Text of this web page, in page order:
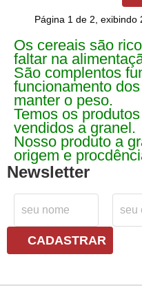
Página 1 de 2, exibindo
Os cereais são
faltar na
São complentos
funcionamento
manter o peso.
Temos os
vendidos a granel.
Nosso produto a
origem e
Newsletter
CADASTRAR